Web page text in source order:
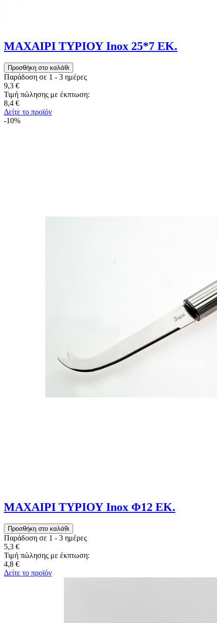
ΜΑΧΑΙΡΙ ΤΥΡΙΟΥ Inox 25*7 ΕΚ.
Παράδοση σε 1 - 3 ημέρες
9,3 €
Τιμή πώλησης με έκπτωση:
8,4 €
Δείτε το προϊόν
-10%
ΜΑΧΑΙΡΙ ΤΥΡΙΟΥ Inox Φ12 ΕΚ.
Παράδοση σε 1 - 3 ημέρες
5,3 €
Τιμή πώλησης με έκπτωση:
4,8 €
Δείτε το προϊόν